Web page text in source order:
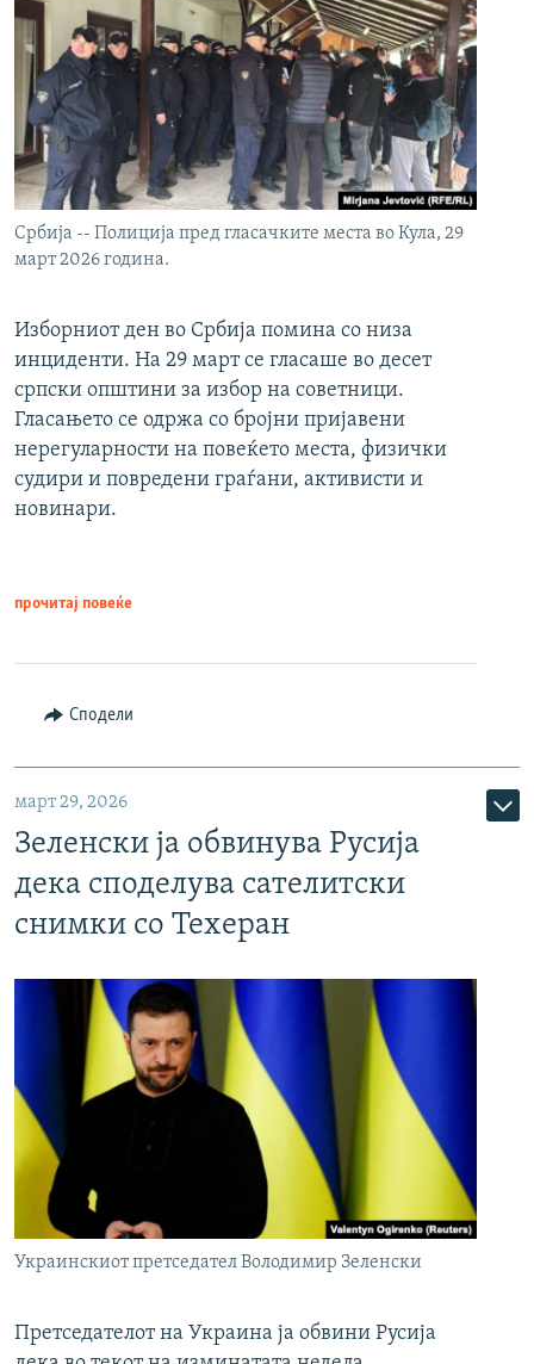
Србија -- Полиција пред гласачките места во Кула, 29
март 2026 година.
Изборниот ден во Србија помина со низа
инциденти. На 29 март се гласаше во десет
српски општини за избор на советници.
Гласањето се одржа со бројни пријавени
нерегуларности на повеќето места, физички
судири и повредени граѓани, активисти и
новинари.
прочитај повеќе
Сподели
март 29, 2026
Зеленски ја обвинува Русија
дека споделува сателитски
снимки со Техеран
Украинскиот претседател Володимир Зеленски
Претседателот на Украина ја обвини Русија